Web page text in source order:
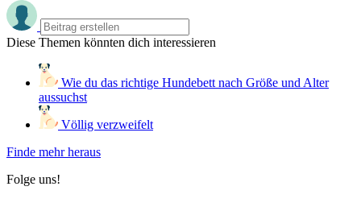
Diese Themen könnten dich interessieren
Wie du das richtige Hundebett nach Größe und Alter
aussuchst
Völlig verzweifelt
Finde mehr heraus
Folge uns!